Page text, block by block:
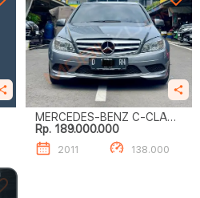
MERCEDES-BENZ C-CLASS
C200 CGI
Rp. 189.000.000
2011 138.000